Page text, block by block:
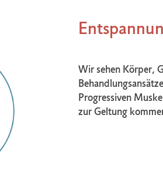
Wir sehen Körper,
Progressiven
zur Geltung